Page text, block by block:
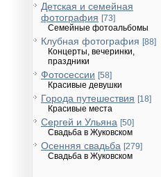
Детская и семейная
фотография [73]
Семейные фотоальбомы
Клубная фотография [88]
Концерты, вечеринки,
праздники
Фотосессии [58]
Красивые девушки
Города путешествия [18]
Красивые места
Сергей и Ульяна [50]
Свадьба в Жуковском
Осенняя свадьба [279]
Свадьба в Жуковском